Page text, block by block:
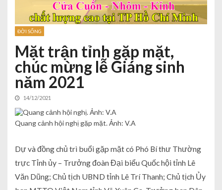
ĐỜI SỐNG
Mặt trận tỉnh gặp mặt,
chúc mừng lễ Giáng sinh
năm 2021
14/12/2021
Quang cảnh hội nghị gặp mặt. Ảnh: V.A
Dự và đồng chủ trì buổi gặp mặt có Phó Bí thư Thường
trực Tỉnh ủy – Trưởng đoàn Đại biểu Quốc hội tỉnh Lê
Văn Dũng; Chủ tịch UBND tỉnh Lê Trí Thanh; Chủ tịch Ủy